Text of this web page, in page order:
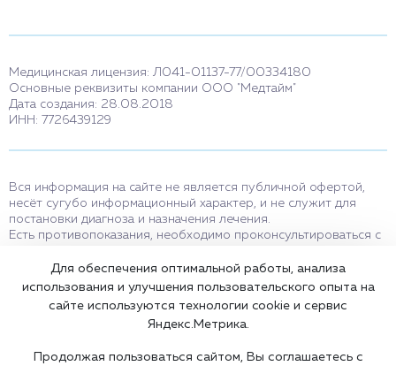
Медицинская лицензия: Л041-01137-77/00334180
Основные реквизиты компании ООО "Медтайм"
Дата создания: 28.08.2018
ИНН: 7726439129
Вся информация на сайте не является публичной офертой,
несёт сугубо информационный характер, и не служит для
постановки диагноза и назначения лечения.
Есть противопоказания, необходимо проконсультироваться с
мессенджерам и в соцсетях носят исключительно
информационный характер и не являются медицинскими
услугами.
Оставаясь на сайте вы соглашаетесь на использование cookies.
Для обеспечения оптимальной работы, анализа
использования и улучшения пользовательского опыта на
сайте используются технологии cookie и сервис
Яндекс.Метрика.
Продолжая пользоваться сайтом, Вы соглашаетесь с